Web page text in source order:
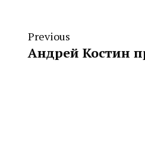
Previous
Андрей Костин